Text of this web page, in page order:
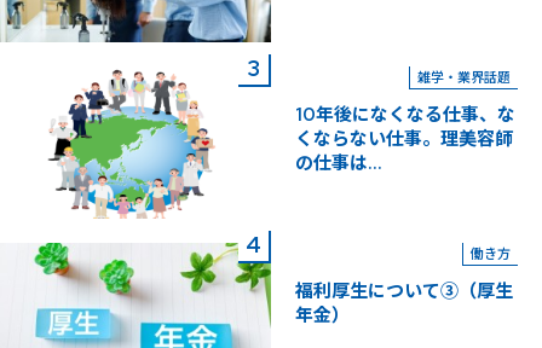
雑学・業界話題
10年後になくなる仕事、な
くならない仕事。理美容師
の仕事は...
働き方
福利厚生について③（厚生
年金）